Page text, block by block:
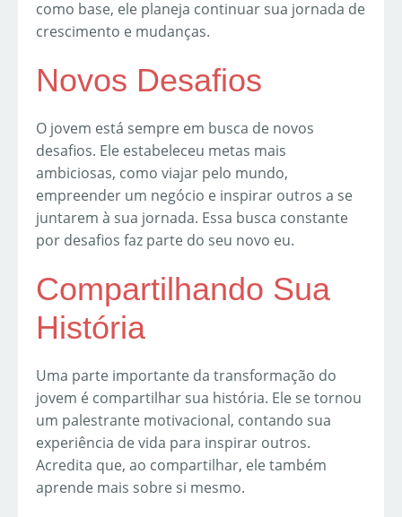
como base, ele planeja continuar sua jornada de
crescimento e mudanças.
Novos Desafios
O jovem está sempre em busca de novos
desafios. Ele estabeleceu metas mais
ambiciosas, como viajar pelo mundo,
empreender um negócio e inspirar outros a se
juntarem à sua jornada. Essa busca constante
por desafios faz parte do seu novo eu.
Compartilhando Sua
História
Uma parte importante da transformação do
jovem é compartilhar sua história. Ele se tornou
um palestrante motivacional, contando sua
experiência de vida para inspirar outros.
Acredita que, ao compartilhar, ele também
aprende mais sobre si mesmo.